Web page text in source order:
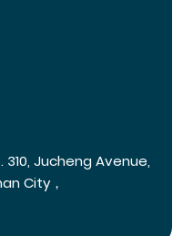
310, Jucheng Avenue,
City，